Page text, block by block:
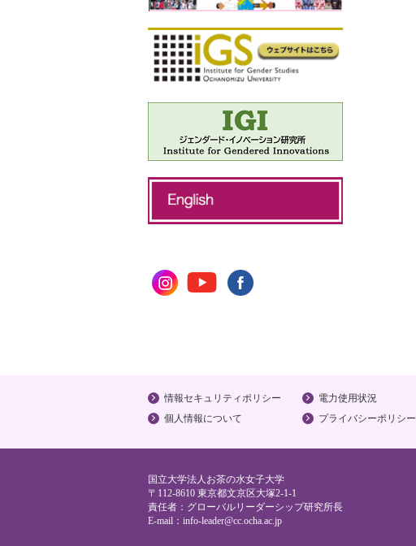
情報セキュリティポリシー 電力使用状況
個人情報について プライバシーポリシー
国立大学法人お茶の水女子大学
〒112-8610 東京都文京区大塚2-1-1
責任者：グローバルリーダーシップ研究所長
E-mail： info-leader@cc.ocha.ac.jp